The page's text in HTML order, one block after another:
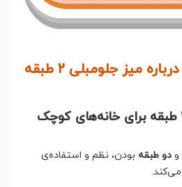
🔹 سوالات متداول درباره میز جلومبلی ۲ طبقه
1. آیا میز جلومبلی ۲ طبقه برای خانه‌های کوچک
و دو طبقه بودن، نظم و استفاده‌ی
می‌کند.